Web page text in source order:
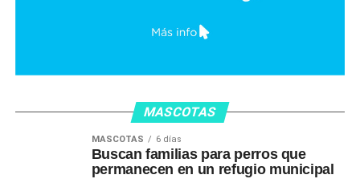
MASCOTAS
MASCOTAS 6 días
Buscan familias para perros que
permanecen en un refugio municipal